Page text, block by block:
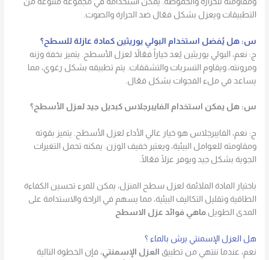
التطبيقات ويعزل بشكل فعّال ضد الحرارة والصوت.
س: هل يُفضل استخدام البولي يوريثين كمادة عازلة للسطح؟
ج: نعم، البولي يوريثين يُعد خياراً فعّالاً لعزل الأسطح. يتميز بخفة وزنه
ومرونته، ويقاوم التسربات والتشققات. يتم تطبيقه بشكل رغوي، مما
يساعد في ملء الفجوات بشكل فعّال.
س: هل يمكن استخدام الفايبرجلاس كبديل جيد لعزل الأسطح؟
ج: نعم، الفايبرجلاس هو خيار عالي الأداء لعزل الأسطح. يتميز بقوته
ومقاومته للعوامل البيئية، ويعتبر خفيف الوزن. يمكنه تحمل التغيرات
الجوية بشكل جيد ويوفر عزلًا فعّالًا.
باختيار المادة الملائمة لعزل سطح المنزل، يمكن للمرء تحسين الكفاءة
الطاقية وتقليل التكاليف البيئية، مما يسهم في الراحة والاستدامة على
المدى الطويل.ماهي فوائد عزل الاسطح
هل العزل الإسمنتي يرش بالماء ؟
نعم، عندما ننتهي من تطبيق العزل الإسمنتي، فإن الخطوة التالية